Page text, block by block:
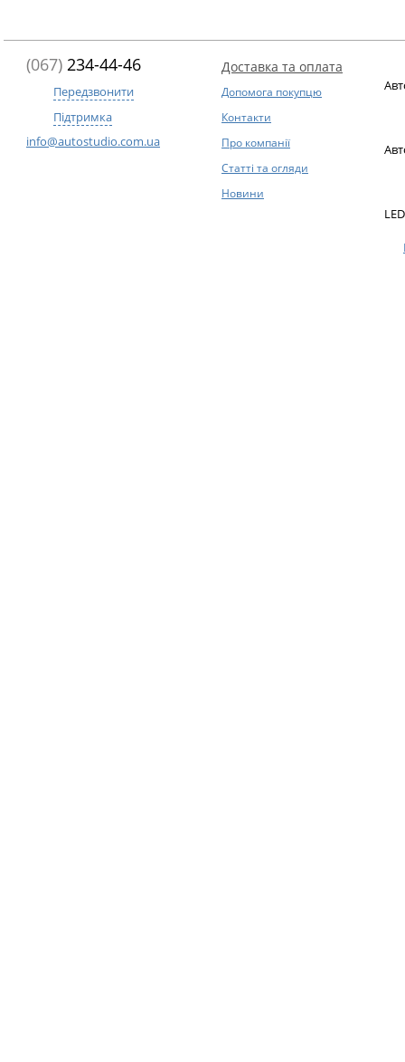
(067) 234-44-46
Передзвонити
Підтримка
info@autostudio.com.ua
Доставка та оплата
Допомога покупцю
Контакти
Про компанії
Статті та огляди
Новини